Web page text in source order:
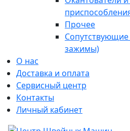
Прочее
Сопутствующие
зажимы)
О нас
Доставка и оплата
Сервисный центр
Контакты
Личный кабинет